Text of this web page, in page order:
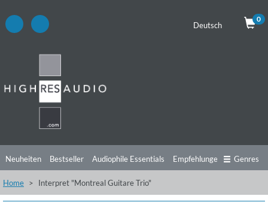
Deutsch
0
Neuheiten Bestseller Audiophile Essentials Empfehlungen
Hörtipps Top Alben Angebote Preorder
Genres
Home Interpret "Montreal Guitare Trio"